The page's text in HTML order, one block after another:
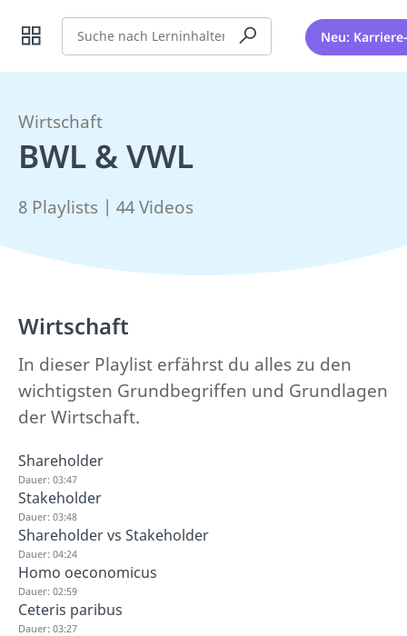
Suche Neu:
Wirtschaft
BWL & VWL
8 Playlists | 44 Videos
Wirtschaft
In dieser Playlist erfährst du alles zu den
wichtigsten Grundbegriffen und Grundlagen
der Wirtschaft.
Shareholder
Dauer: 03:47
Stakeholder
Dauer: 03:48
Shareholder vs Stakeholder
Dauer: 04:24
Homo oeconomicus
Dauer: 02:59
Ceteris paribus
Dauer: 03:27